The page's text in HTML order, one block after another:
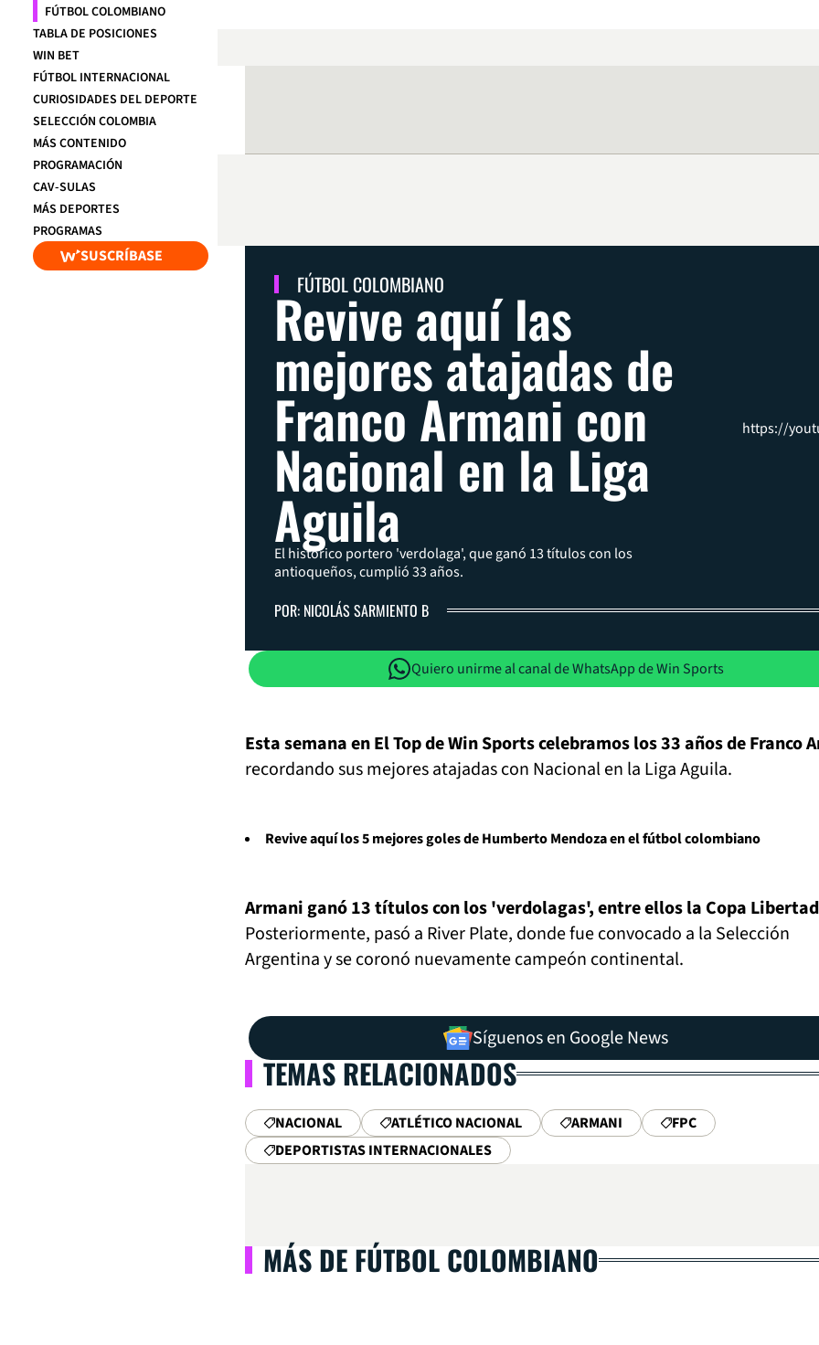
FÚTBOL COLOMBIANO
TABLA DE POSICIONES
WIN BET
FÚTBOL INTERNACIONAL
CURIOSIDADES DEL DEPORTE
SELECCIÓN COLOMBIA
MÁS CONTENIDO
PROGRAMACIÓN
CAV-SULAS
MÁS DEPORTES
PROGRAMAS
SUSCRÍBASE
FÚTBOL COLOMBIANO
Revive aquí las
mejores atajadas de
Franco Armani con
Nacional en la Liga
Aguila
El histórico portero 'verdolaga', que ganó 13 títulos con los
antioqueños, cumplió 33 años.
https://
POR: NICOLÁS SARMIENTO B
Quiero unirme al canal de WhatsApp de Win Sports
Esta semana en El Top de Win Sports celebramos los 33 años de Franco
recordando sus mejores atajadas con Nacional en la Liga Aguila.
Revive aquí los 5 mejores goles de Humberto Mendoza en el fútbol colombiano
Armani ganó 13 títulos con los 'verdolagas', entre ellos la Copa
Posteriormente, pasó a River Plate, donde fue convocado a la Selección
Argentina y se coronó nuevamente campeón continental.
Síguenos en Google News
TEMAS RELACIONADOS
NACIONAL ATLÉTICO NACIONAL ARMANI
FPC
DEPORTISTAS INTERNACIONALES
MÁS DE FÚTBOL COLOMBIANO